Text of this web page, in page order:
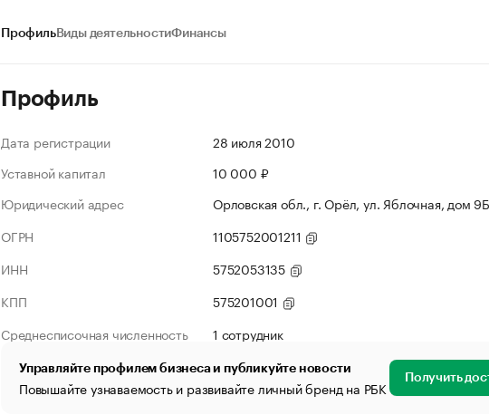
ПрофильВиды деятельностиФинансы
Профиль
Дата регистрации
28 июля 2010
Уставной капитал
10 000 ₽
Юридический адрес
Орловская обл., г. Орёл, ул. Яблочная, дом
ОГРН
1105752001211
ИНН
5752053135
КПП
575201001
Среднесписочная численность
1 сотрудник
Управляйте профилем бизнеса и публикуйте новости
Повышайте узнаваемость и развивайте личный бренд на РБК Получить